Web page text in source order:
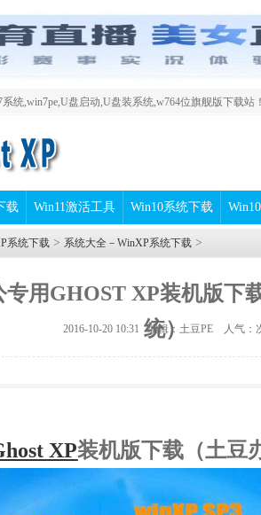
统,win7pe,U盘启动,U盘装系统,w764位旗舰版下载站
载 Win11激活工具 Win10系统下载
系统下载 > 系统大全－WinXP系统下载 >
用GHOST XP装机版下
统）
2016-10-20 10:31 编辑：土豆PE 人气：
XP装机版下载（土豆